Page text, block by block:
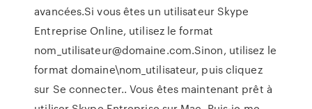
avancées.Si vous êtes un utilisateur Skype
Entreprise Online, utilisez le format
nom_utilisateur@domaine.com.Sinon, utilisez le
format domaine\nom_utilisateur, puis cliquez
sur Se connecter.. Vous êtes maintenant prêt à